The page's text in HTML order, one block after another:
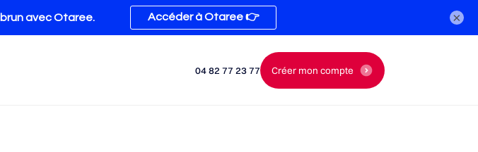
04 82 77 23 77 Créer mon compte
×